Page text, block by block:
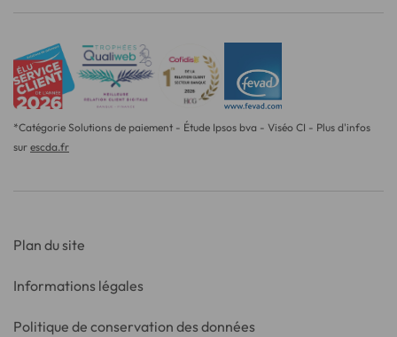
*Catégorie Solutions de paiement - Étude Ipsos bva - Viséo CI - Plus d'infos
sur escda.fr
Plan du site
Informations légales
Politique de conservation des données